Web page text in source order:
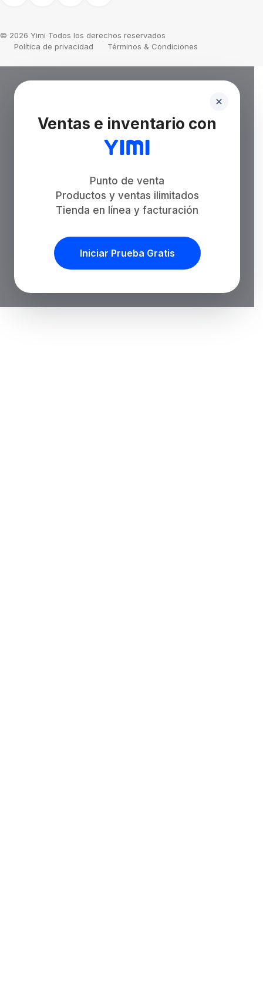
© 2026 Yimi Todos los derechos reservados
Política de privacidad
Términos & Condiciones
Ventas e inventario con
Punto de venta
Productos y ventas ilimitados
Tienda en línea y facturación
Iniciar Prueba Gratis